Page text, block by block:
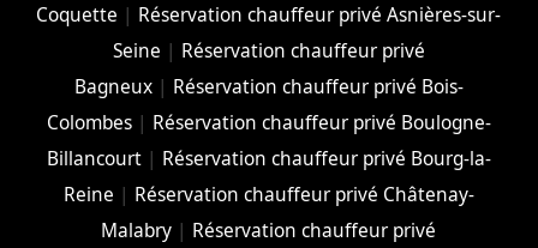
Coquette | Réservation chauffeur privé Asnières-sur-
Seine | Réservation chauffeur privé
Bagneux| Réservation chauffeur privé Bois-
Colombes| Réservation chauffeur privé Boulogne-
Billancourt| Réservation chauffeur privé Bourg-la-
Reine | Réservation chauffeur privé Châtenay-
Malabry | Réservation chauffeur privé